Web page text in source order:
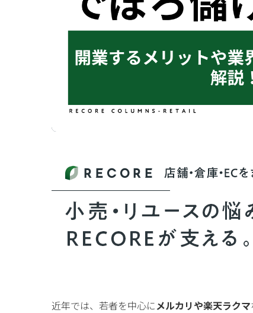
近年では、若者を中心にメルカリや楽天ラクマ